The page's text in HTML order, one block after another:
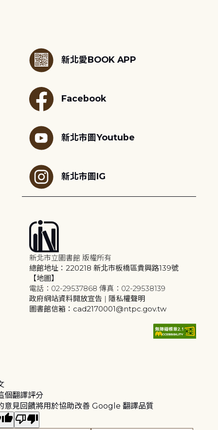
新北愛BOOK APP
Facebook
新北市圖Youtube
新北市圖IG
新北市立圖書館 版權所有
總館地址：220218 新北市板橋區貴興路139號
【地圖】
電話：02-29537868 傳真：02-29538139
政府網站資料開放宣告 | 隱私權聲明
圖書館信箱：cad2170001@ntpc.gov.tw
個翻譯評分
意見回饋將用於協助改善 Google 翻譯品質